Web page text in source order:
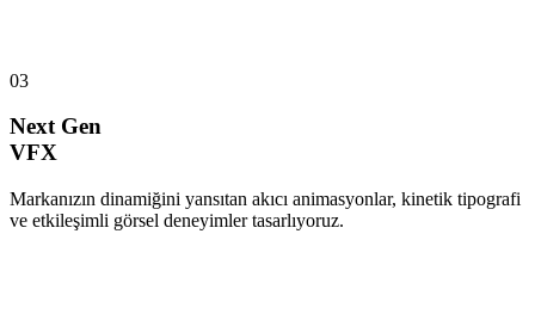
03
Next Gen
VFX
Markanızın dinamiğini yansıtan akıcı animasyonlar, kinetik tipografi
ve etkileşimli görsel deneyimler tasarlıyoruz.